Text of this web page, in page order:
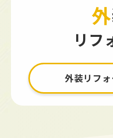
リフ
外装リフ